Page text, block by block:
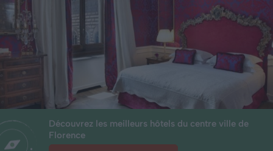
Découvrez les meilleurs hôtels du centre ville de
Florence